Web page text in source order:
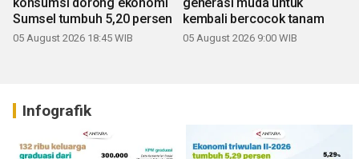
Sumsel tumbuh 5,20 persen
05 August 2026 18:45 WIB
kembali bercocok tanam
05 August 2026 9:00 WIB
Infografik